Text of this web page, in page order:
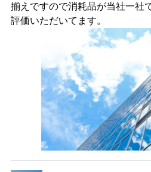
揃えですので消耗品が当社一社
評価いただいてます。